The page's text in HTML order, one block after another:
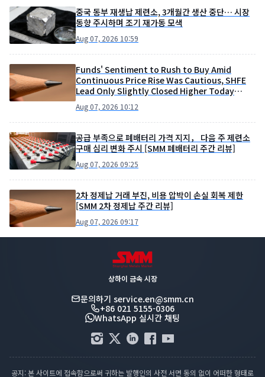
중국 동부 재생납 제련소, 3개월간 생산 중단… 시장
동향 주시하며 조기 재가동 모색
Aug 07, 2026 10:59
Funds' Sentiment to Rush to Buy Amid
Continuous Price Rise Was Cautious, SHFE
Lead Only Slightly Closed Higher Today
[Lead Futures Brief]
Aug 07, 2026 10:12
공급 부족으로 폐배터리 가격 지지， 다음 주 제련소
구매 심리 변화 주시 [SMM 폐배터리 주간 리뷰]
Aug 07, 2026 09:25
2차 정제납 거래 부진, 비용 압박이 손실 회복 제한
[SMM 2차 정제납 주간 리뷰]
Aug 07, 2026 09:17
상하이 금속 시장
문의하기 service.en@smm.cn
+86 021 5155-0306
WhatsApp 실시간 채팅
공지: 본 사이트에 접속함으로써 귀하는 발행인의 사전 서면 동의 없이 어떠한 형태로